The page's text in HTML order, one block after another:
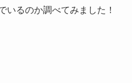
いるのか調べてみました！